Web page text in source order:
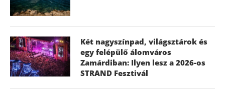
Két nagyszínpad, világsztárok és
egy felépülő álomváros
Zamárdiban: Ilyen lesz a 2026-os
STRAND Fesztivál